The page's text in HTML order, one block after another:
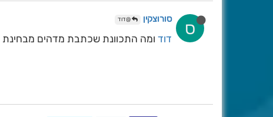
ס סורוצקין @דוד
דוד ומה התכוונת שכתבת מדהים מבחינת